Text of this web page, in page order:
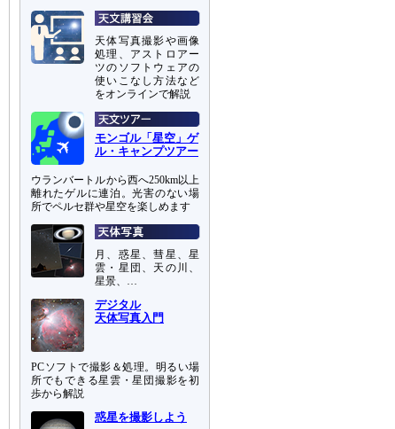
天体写真撮影や画像
処理、アストロアー
ツのソフトウェアの
使いこなし方法など
をオンラインで解説
モンゴル「星空」ゲ
ル・キャンプツアー
ウランバートルから西へ250km以上
離れたゲルに連泊。光害のない場
所でペルセ群や星空を楽しめます
月、惑星、彗星、星
雲・星団、天の川、
星景、…
デジタル
天体写真入門
PCソフトで撮影＆処理。明るい場
所でもできる星雲・星団撮影を初
歩から解説
惑星を撮影しよう